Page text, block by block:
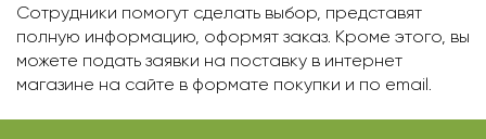
Сотрудники помогут сделать выбор, представят
полную информацию, оформят заказ. Кроме этого, вы
можете подать заявки на поставку в интернет
магазине на сайте в формате покупки и по email.